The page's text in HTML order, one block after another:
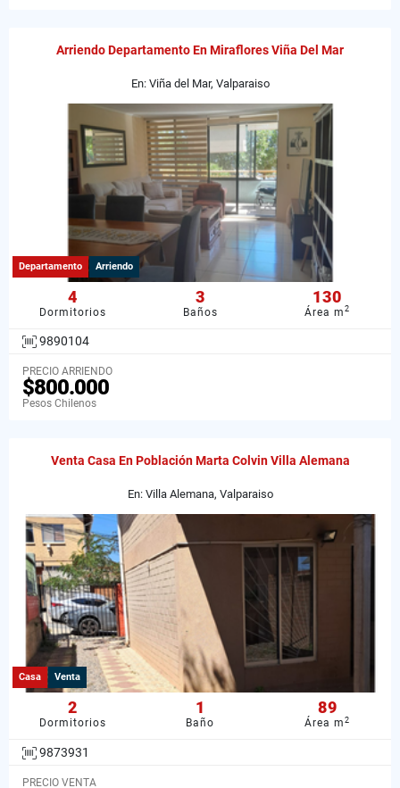
Arriendo Departamento En Miraflores Viña Del Mar
En: Viña del Mar, Valparaiso
Departamento Arriendo
4
Dormitorios
3
Baños
130
Área m2
9890104
PRECIO ARRIENDO
$800.000
Pesos Chilenos
Venta Casa En Población Marta Colvin Villa Alemana
En: Villa Alemana, Valparaiso
Casa Venta
2
Dormitorios
1
Baño
89
Área m2
9873931
PRECIO VENTA